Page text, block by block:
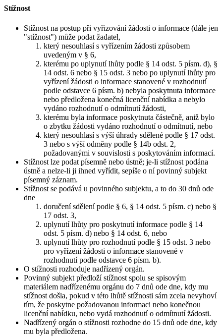
Stížnost
Stížnost na postup při vyřizování žádosti o informace (dále jen
"stížnost") může podat žadatel,
který nesouhlasí s vyřízením žádosti způsobem
uvedeným v § 6,
kterému po uplynutí lhůty podle § 14 odst. 5 písm. d), §
14 odst. 6 nebo § 15 odst. 3 nebo po uplynutí lhůty pro
vyřízení žádosti o informace stanovené v rozhodnutí
podle odstavce 6 písm. b) nebyla poskytnuta informace
nebo předložena konečná licenční nabídka a nebylo
vydáno rozhodnutí o odmítnutí žádosti,
kterému byla informace poskytnuta částečně, aniž bylo
o zbytku žádosti vydáno rozhodnutí o odmítnutí, nebo
který nesouhlasí s výší úhrady sdělené podle § 17 odst.
3 nebo s výší odměny podle § 14b odst. 2,
požadovanými v souvislosti s poskytováním informací.
Stížnost lze podat písemně nebo ústně; je-li stížnost podána
ústně a nelze-li ji ihned vyřídit, sepíše o ní povinný subjekt
písemný záznam.
Stížnost se podává u povinného subjektu, a to do 30 dnů ode
dne
doručení sdělení podle § 6, § 14 odst. 5 písm. c) nebo §
17 odst. 3,
uplynutí lhůty pro poskytnutí informace podle § 14
odst. 5 písm. d) nebo § 14 odst. 6, nebo
uplynutí lhůty pro rozhodnutí podle § 15 odst. 3 nebo
pro vyřízení žádosti o informace stanovené v
rozhodnutí podle odstavce 6 písm. b).
O stížnosti rozhoduje nadřízený orgán.
Povinný subjekt předloží stížnost spolu se spisovým
materiálem nadřízenému orgánu do 7 dnů ode dne, kdy mu
stížnost došla, pokud v této lhůtě stížnosti sám zcela nevyhoví
tím, že poskytne požadovanou informaci nebo konečnou
licenční nabídku, nebo vydá rozhodnutí o odmítnutí žádosti.
Nadřízený orgán o stížnosti rozhodne do 15 dnů ode dne, kdy
mu byla předložena.